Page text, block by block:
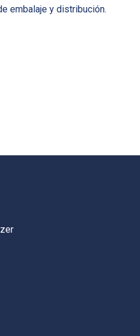
embalaje y distribución.